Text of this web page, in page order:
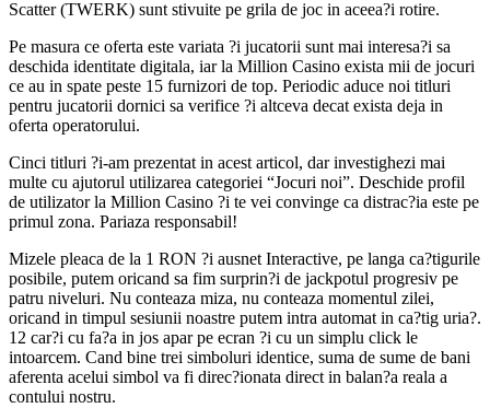
Scatter (TWERK) sunt stivuite pe grila de joc in aceea?i rotire.
Pe masura ce oferta este variata ?i jucatorii sunt mai interesa?i sa
deschida identitate digitala, iar la Million Casino exista mii de jocuri
ce au in spate peste 15 furnizori de top. Periodic aduce noi titluri
pentru jucatorii dornici sa verifice ?i altceva decat exista deja in
oferta operatorului.
Cinci titluri ?i-am prezentat in acest articol, dar investighezi mai
multe cu ajutorul utilizarea categoriei “Jocuri noi”. Deschide profil
de utilizator la Million Casino ?i te vei convinge ca distrac?ia este pe
primul zona. Pariaza responsabil!
Mizele pleaca de la 1 RON ?i ausnet Interactive, pe langa ca?tigurile
posibile, putem oricand sa fim surprin?i de jackpotul progresiv pe
patru niveluri. Nu conteaza miza, nu conteaza momentul zilei,
oricand in timpul sesiunii noastre putem intra automat in ca?tig uria?.
12 car?i cu fa?a in jos apar pe ecran ?i cu un simplu click le
intoarcem. Cand bine trei simboluri identice, suma de sume de bani
aferenta acelui simbol va fi direc?ionata direct in balan?a reala a
contului nostru.